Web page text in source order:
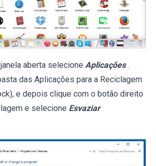
janela aberta selecione Aplicações .
das Aplicações para a Reciclagem
e depois clique com o botão direito
e selecione Esvaziar